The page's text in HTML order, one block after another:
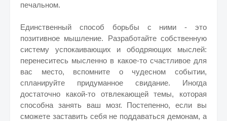
печальном.
Единственный способ борьбы с ними - это
позитивное мышление. Разработайте собственную
систему успокаивающих и ободряющих мыслей:
перенеситесь мысленно в какое-то счастливое для
вас место, вспомните о чудесном событии,
спланируйте придуманное свидание. Иногда
достаточно какой-то отвлекающей темы, которая
способна занять ваш мозг. Постепенно, если вы
сможете заставить себя не поддаваться демонам, а